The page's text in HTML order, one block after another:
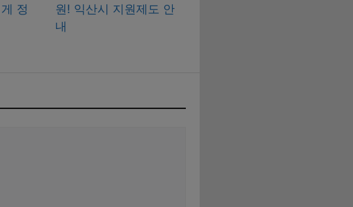
정
원! 익산시 지원제도 안
내